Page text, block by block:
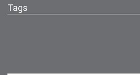
Tags